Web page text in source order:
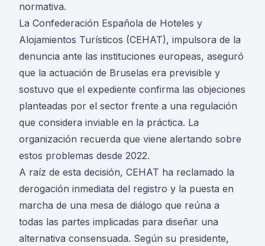
normativa.
La Confederación Española de Hoteles y
Alojamientos Turísticos (CEHAT), impulsora de la
denuncia ante las instituciones europeas, aseguró
que la actuación de Bruselas era previsible y
sostuvo que el expediente confirma las objeciones
planteadas por el sector frente a una regulación
que considera inviable en la práctica. La
organización recuerda que viene alertando sobre
estos problemas desde 2022.
A raíz de esta decisión, CEHAT ha reclamado la
derogación inmediata del registro y la puesta en
marcha de una mesa de diálogo que reúna a
todas las partes implicadas para diseñar una
alternativa consensuada. Según su presidente,